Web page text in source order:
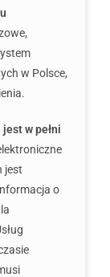
w Polsce,
w pełni
jest
o